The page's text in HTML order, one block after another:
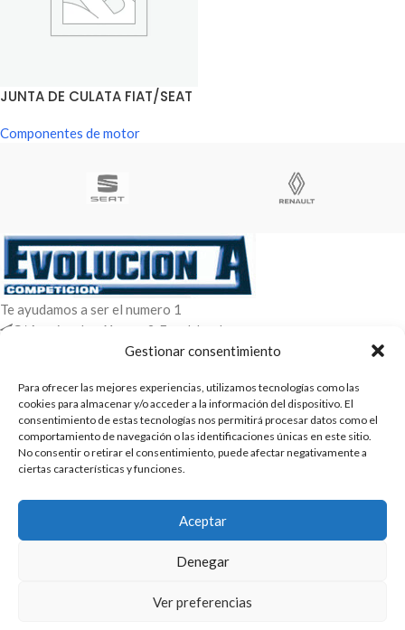
Gestionar consentimiento
Para ofrecer las mejores experiencias, utilizamos tecnologías como las
cookies para almacenar y/o acceder a la información del dispositivo. El
consentimiento de estas tecnologías nos permitirá procesar datos como el
comportamiento de navegación o las identificaciones únicas en este sitio.
No consentir o retirar el consentimiento, puede afectar negativamente a
ciertas características y funciones.
Aceptar
Denegar
Ver preferencias
JUNTA DE CULATA FIAT/SEAT
Componentes de motor
Te ayudamos a ser el numero 1
C/ Arquimedes 61 nave 2. Fuenlabrada
WhatsApp +34 670604426
ENTRADAS RECIENTES
POLÍTICAS
2025 | Evolucion-A Competicion: Fabricación y distribución,
comercialización de repuestos para automóvil